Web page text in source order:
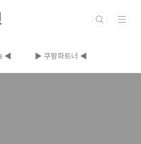
◀ ▶ 쿠팡파트너 ◀